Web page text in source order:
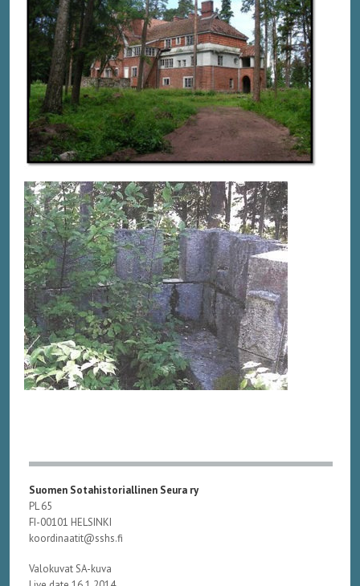
Suomen Sotahistoriallinen Seura ry
PL 65
FI-00101 HELSINKI
koordinaatit@sshs.fi
Valokuvat SA-kuva